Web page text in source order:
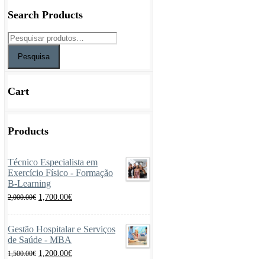
Search Products
Pesquisa
Cart
Products
Técnico Especialista em
Exercício Físico - Formação
B-Learning
2,000.00€ O
preço
original
era:
2,000.00€.
1,700.00€O
preço
atual
é:
1,700.00€.
Gestão Hospitalar e Serviços
de Saúde - MBA
1,500.00€ O1,200.00€O